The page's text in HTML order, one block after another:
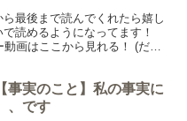
最後まで読んでくれたら嬉し
読めるようになってます！
画はここから見れる！ (だい
実のこと】私の事実に
、です